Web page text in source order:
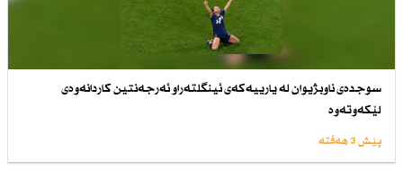
سوجدەی ناوبژیوان لە یارییەكەی ئینگلتەراو ئەرجەنتین كاردانەوەی
لێكەوتەوە
پێش 3 هەفتە